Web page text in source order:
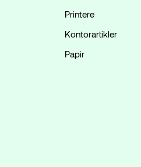
Printere
Kontorartikler
Papir